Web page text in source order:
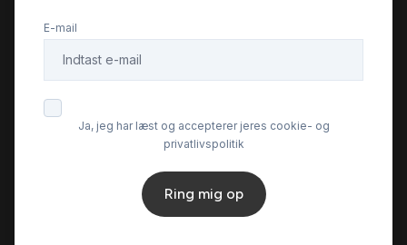
El-indstillelige forsæder
El-klapbare sidespejle
El-klapbare sidespejle med varme
E-mail
Ja, jeg har læst og accepterer jeres cookie- og
privatlivspolitik
Ring mig op